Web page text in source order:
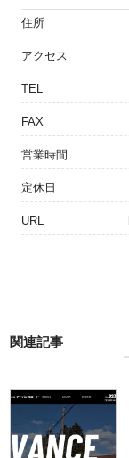
住所
アクセス
TEL
FAX
営業時間
定休日
URL
関連記事